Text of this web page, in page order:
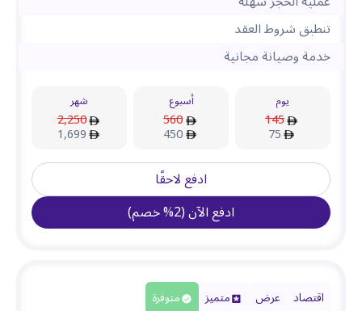
تنطبق شروط العقد
خدمة وصيانة مجانية
يوم
145
75
أسبوع
560
450
شهر
2,250
1,699
ادفع لاحقًا
ادفع الآن(
2
%خصم)
اقتصاد عرض متميز متوفرة